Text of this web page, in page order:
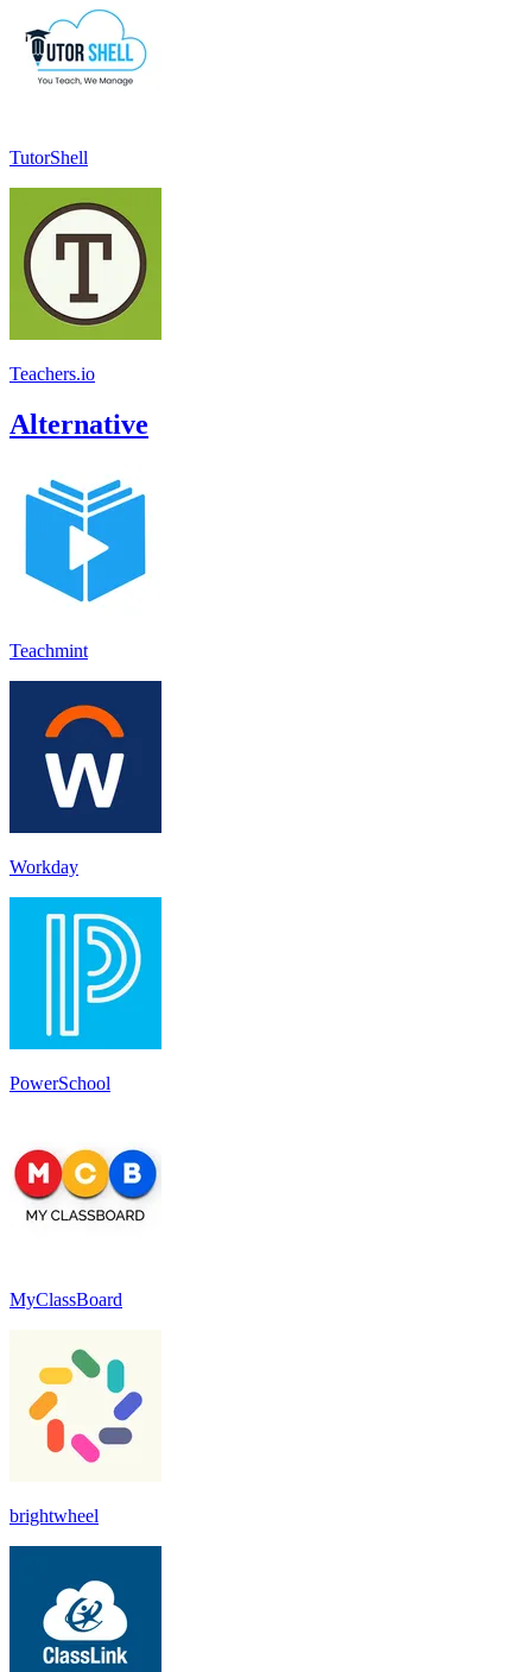
TutorShell
Teachers.io
Alternative
Teachmint
Workday
PowerSchool
MyClassBoard
brightwheel